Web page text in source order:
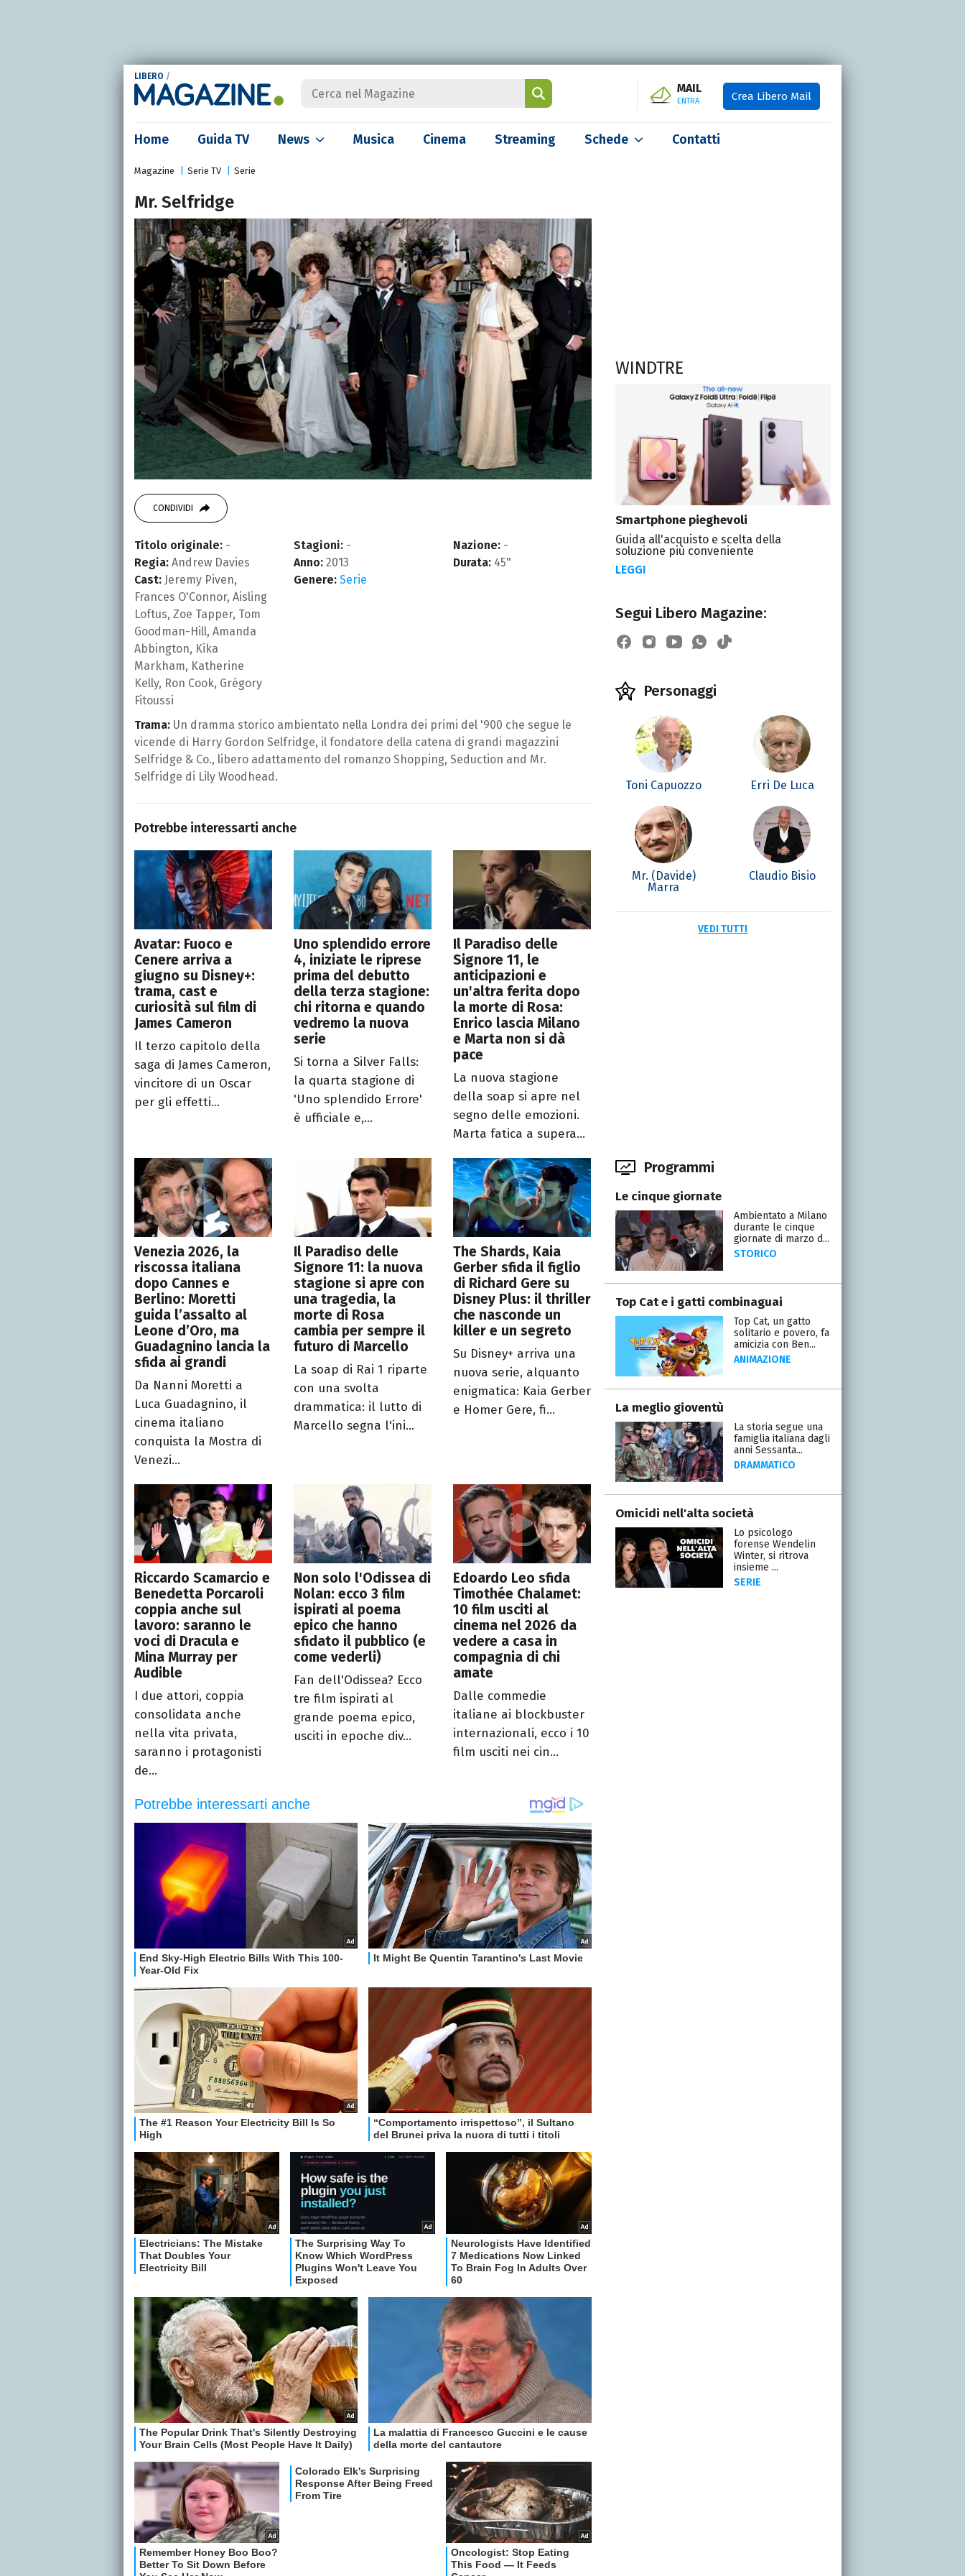
LIBERO /
MAIL
ENTRA Crea Libero Mail
Home Guida TV News Musica Cinema Streaming Schede Contatti
Magazine Serie TV Serie
Mr. Selfridge
CONDIVIDI
Titolo originale: -
Regia: Andrew Davies
Cast: Jeremy Piven,
Frances O'Connor, Aisling
Loftus, Zoe Tapper, Tom
Goodman-Hill, Amanda
Abbington, Kika
Markham, Katherine
Kelly, Ron Cook, Grégory
Fitoussi
Stagioni: -
Anno: 2013
Genere: Serie
Nazione: -
Durata: 45"
Trama: Un dramma storico ambientato nella Londra dei primi del '900 che segue le
vicende di Harry Gordon Selfridge, il fondatore della catena di grandi magazzini
Selfridge & Co., libero adattamento del romanzo Shopping, Seduction and Mr.
Selfridge di Lily Woodhead.
Potrebbe interessarti anche
Avatar: Fuoco e
Cenere arriva a
giugno su Disney+:
trama, cast e
curiosità sul film di
James Cameron
Il terzo capitolo della
saga di James Cameron,
vincitore di un Oscar
per gli effetti...
Uno splendido errore
4, iniziate le riprese
prima del debutto
della terza stagione:
chi ritorna e quando
vedremo la nuova
serie
Si torna a Silver Falls:
la quarta stagione di
'Uno splendido Errore'
è ufficiale e,...
Il Paradiso delle
Signore 11, le
anticipazioni e
un'altra ferita dopo
la morte di Rosa:
Enrico lascia Milano
e Marta non si dà
pace
La nuova stagione
della soap si apre nel
segno delle emozioni.
Marta fatica a supera...
Venezia 2026, la
riscossa italiana
dopo Cannes e
Berlino: Moretti
guida l’assalto al
Leone d’Oro, ma
Guadagnino lancia la
sfida ai grandi
Da Nanni Moretti a
Luca Guadagnino, il
cinema italiano
conquista la Mostra di
Venezi...
Il Paradiso delle
Signore 11: la nuova
stagione si apre con
una tragedia, la
morte di Rosa
cambia per sempre il
futuro di Marcello
La soap di Rai 1 riparte
con una svolta
drammatica: il lutto di
Marcello segna l'ini...
The Shards, Kaia
Gerber sfida il figlio
di Richard Gere su
Disney Plus: il thriller
che nasconde un
killer e un segreto
Su Disney+ arriva una
nuova serie, alquanto
enigmatica: Kaia Gerber
e Homer Gere, fi...
Riccardo Scamarcio e
Benedetta Porcaroli
coppia anche sul
lavoro: saranno le
voci di Dracula e
Mina Murray per
Audible
I due attori, coppia
consolidata anche
nella vita privata,
saranno i protagonisti
de...
Non solo l'Odissea di
Nolan: ecco 3 film
ispirati al poema
epico che hanno
sfidato il pubblico (e
come vederli)
Fan dell'Odissea? Ecco
tre film ispirati al
grande poema epico,
usciti in epoche div...
Edoardo Leo sfida
Timothée Chalamet:
10 film usciti al
cinema nel 2026 da
vedere a casa in
compagnia di chi
amate
Dalle commedie
italiane ai blockbuster
internazionali, ecco i 10
film usciti nei cin...
WINDTRE
Smartphone pieghevoli
Guida all'acquisto e scelta della
soluzione più conveniente
LEGGI
Segui Libero Magazine:
Personaggi
Toni Capuozzo Erri De Luca
Mr. (Davide)
Marra
Claudio Bisio
VEDI TUTTI
Programmi
Le cinque giornate
Ambientato a Milano
durante le cinque
giornate di marzo d...
STORICO
Top Cat e i gatti combinaguai
Top Cat, un gatto
solitario e povero, fa
amicizia con Ben...
ANIMAZIONE
La meglio gioventù
La storia segue una
famiglia italiana dagli
anni Sessanta...
DRAMMATICO
Omicidi nell'alta società
Lo psicologo
forense Wendelin
Winter, si ritrova
insieme ...
SERIE